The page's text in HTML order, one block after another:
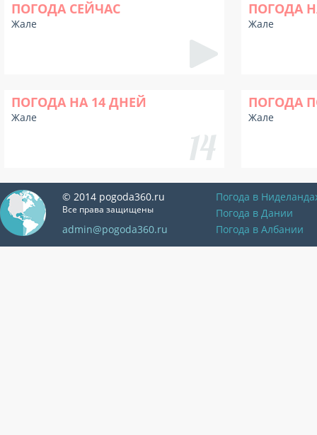
ПОГОДА СЕЙЧАС
Жале
ПОГОДА
Жале
ПОГОДА НА 14 ДНЕЙ
Жале
ПОГОДА
Жале
© 2014 pogoda360.ru
Все права защищены
admin@pogoda360.ru
Погода в
Погода в Дании
Погода в Албании